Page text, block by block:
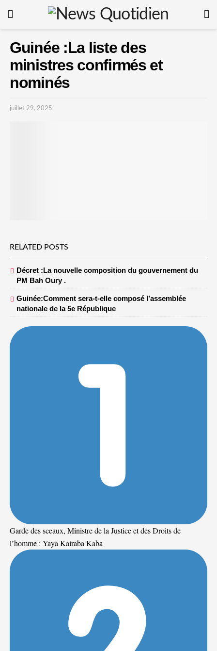
Guinée :La liste des
ministres confirmés et
nominés
juillet 29, 2025
RELATED POSTS
Décret :La nouvelle composition du gouvernement du
PM Bah Oury .
Guinée:Comment sera-t-elle composé l’assemblée
nationale de la 5e République
Garde des sceaux, Ministre de la Justice et des Droits de
l’homme : Yaya Kairaba Kaba